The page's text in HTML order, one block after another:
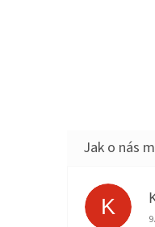
K